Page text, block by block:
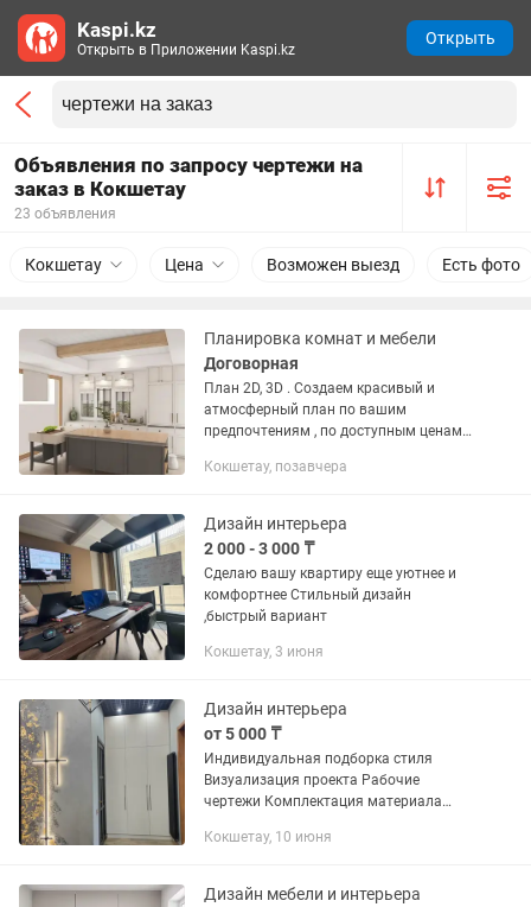
Объявления по запросу чертежи на
заказ в Кокшетау
23 объявления
Кокшетау Цена Возможен выезд Есть фото
Планировка комнат и мебели
Договорная
План 2D, 3D . Создаем красивый и
атмосферный план по вашим
предпочтениям , по доступным ценам.
удобной.
Кокшетау, позавчера
Дизайн интерьера
2 000 - 3 000 ₸
Сделаю вашу квартиру еще уютнее и
комфортнее Стильный дизайн
,быстрый вариант
Кокшетау, 3 июня
Дизайн интерьера
от 5 000 ₸
Индивидуальная подборка стиля
Визуализация проекта Рабочие
чертежи Комплектация материала
объекте Консультация,Выезд на объект
Кокшетау, 10 июня
Дизайн мебели и интерьера
Kaspi.kz
Открыть в Приложении Kaspi.kz
Открыть